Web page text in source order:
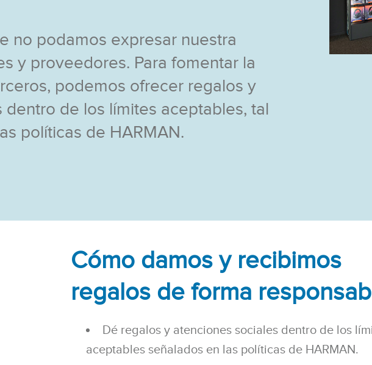
no podamos expresar nuestra
y proveedores. Para fomentar la
podemos ofrecer regalos y
dentro de los límites aceptables, tal
políticas de HARMAN.
Cómo damos y recibimos
regalos de forma
Dé regalos y atenciones sociales dentro de los
aceptables señalados en las políticas de HARMAN.